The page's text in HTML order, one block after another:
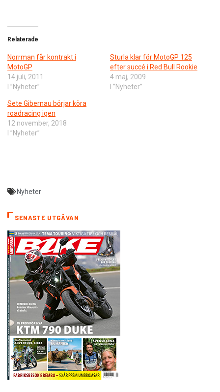
Relaterade
Norrman får kontrakt i
MotoGP
14 juli, 2011
I ”Nyheter”
Sturla klar för MotoGP 125
efter succé i Red Bull Rookie
4 maj, 2009
I ”Nyheter”
Sete Gibernau börjar köra
roadracing igen
12 november, 2018
I ”Nyheter”
Nyheter
SENASTE UTGÅVAN